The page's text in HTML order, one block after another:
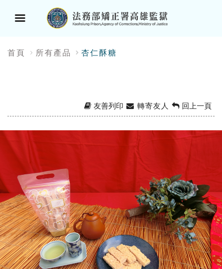
單
首頁 所有產品 杏仁酥糖
友善列印 轉寄友人 回上一頁